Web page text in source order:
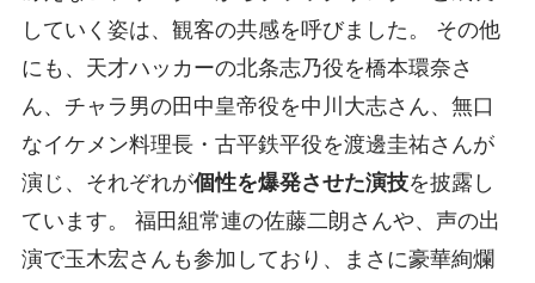
していく姿は、観客の共感を呼びました。 その他
にも、天才ハッカーの北条志乃役を橋本環奈さ
ん、チャラ男の田中皇帝役を中川大志さん、無口
なイケメン料理長・古平鉄平役を渡邊圭祐さんが
演じ、それぞれが個性を爆発させた演技を披露し
ています。 福田組常連の佐藤二朗さんや、声の出
演で玉木宏さんも参加しており、まさに豪華絢爛